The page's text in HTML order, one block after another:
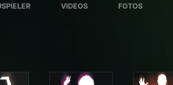
VIDEOS FOTOS